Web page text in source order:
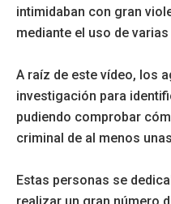
intimidaban con gran
mediante el uso de
A raíz de este vídeo, los
investigación para
pudiendo comprobar
criminal de al menos
Estas personas se